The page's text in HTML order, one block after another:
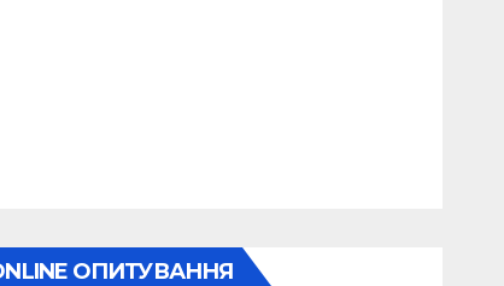
ОПИТУВАННЯ